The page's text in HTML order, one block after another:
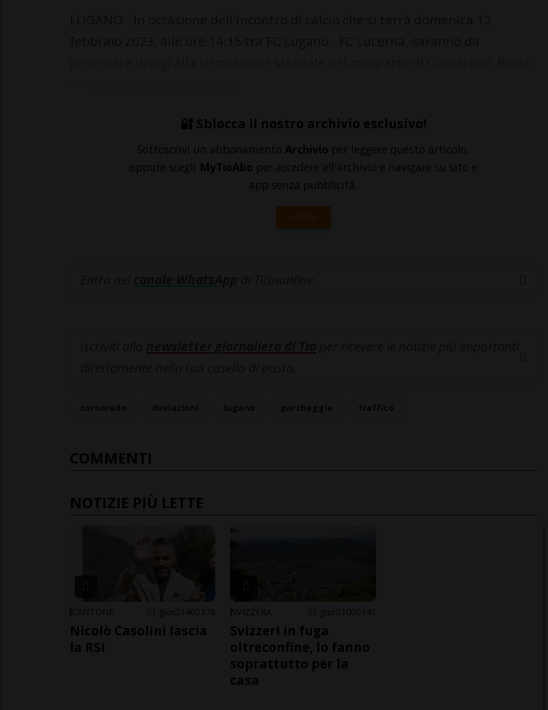
🔐 Sblocca il nostro archivio esclusivo!
Sottoscrivi un abbonamento Archivio per leggere questo articolo,
oppure scegli MyTioAbo per accedere all'archivio e navigare su sito e
app senza pubblicità.
ACCEDI
COMMENTI
NOTIZIE PIÙ LETTE
CANTONE 1 gior 146 378
Nicolò Casolini lascia
la RSI
SVIZZERA 1 gior 100 141
Svizzeri in fuga
oltreconfine, lo fanno
soprattutto per la
casa